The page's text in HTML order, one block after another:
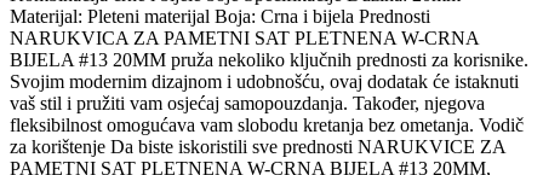
Materijal: Pleteni materijal Boja: Crna i bijela Prednosti
NARUKVICA ZA PAMETNI SAT PLETNENA W-CRNA
BIJELA #13 20MM pruža nekoliko ključnih prednosti za korisnike.
Svojim modernim dizajnom i udobnošću, ovaj dodatak će istaknuti
vaš stil i pružiti vam osjećaj samopouzdanja. Također, njegova
fleksibilnost omogućava vam slobodu kretanja bez ometanja. Vodič
za korištenje Da biste iskoristili sve prednosti NARUKVICE ZA
PAMETNI SAT PLETNENA W-CRNA BIJELA #13 20MM,